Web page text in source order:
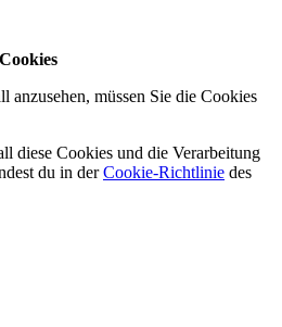
anzusehen, müssen Sie die Cookies
diese Cookies und die Verarbeitung
du in derCookie-Richtlinie des